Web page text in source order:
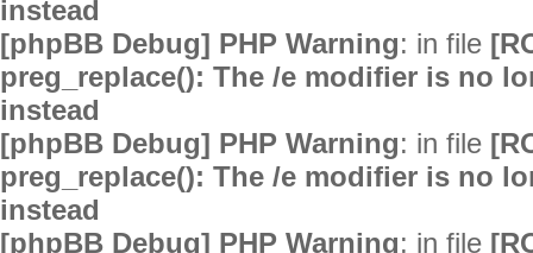
instead
[phpBB Debug] PHP Warning: in file
preg_replace(): The /e modifier is no
instead
[phpBB Debug] PHP Warning: in file
preg_replace(): The /e modifier is no
instead
[phpBB Debug] PHP Warning: in file